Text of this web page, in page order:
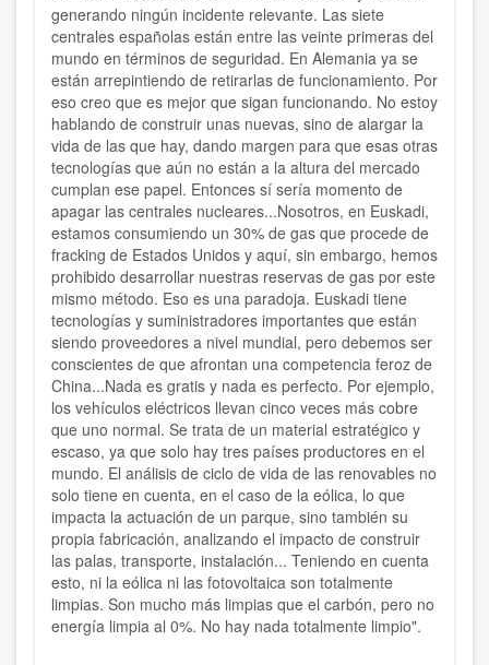
generando ningún incidente relevante. Las siete
centrales españolas están entre las veinte primeras del
mundo en términos de seguridad. En Alemania ya se
están arrepintiendo de retirarlas de funcionamiento. Por
eso creo que es mejor que sigan funcionando. No estoy
hablando de construir unas nuevas, sino de alargar la
vida de las que hay, dando margen para que esas otras
tecnologías que aún no están a la altura del mercado
cumplan ese papel. Entonces sí sería momento de
apagar las centrales nucleares...Nosotros, en Euskadi,
estamos consumiendo un 30% de gas que procede de
fracking de Estados Unidos y aquí, sin embargo, hemos
prohibido desarrollar nuestras reservas de gas por este
mismo método. Eso es una paradoja. Euskadi tiene
tecnologías y suministradores importantes que están
siendo proveedores a nivel mundial, pero debemos ser
conscientes de que afrontan una competencia feroz de
China...Nada es gratis y nada es perfecto. Por ejemplo,
los vehículos eléctricos llevan cinco veces más cobre
que uno normal. Se trata de un material estratégico y
escaso, ya que solo hay tres países productores en el
mundo. El análisis de ciclo de vida de las renovables no
solo tiene en cuenta, en el caso de la eólica, lo que
impacta la actuación de un parque, sino también su
propia fabricación, analizando el impacto de construir
las palas, transporte, instalación... Teniendo en cuenta
esto, ni la eólica ni las fotovoltaica son totalmente
limpias. Son mucho más limpias que el carbón, pero no
energía limpia al 0%. No hay nada totalmente limpio".